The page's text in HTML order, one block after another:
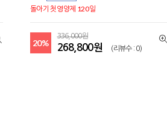
돌아기 첫영양제 120일
20%
336,000원
268,800원 (리뷰수 : 0)